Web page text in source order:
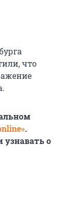
что
.
о